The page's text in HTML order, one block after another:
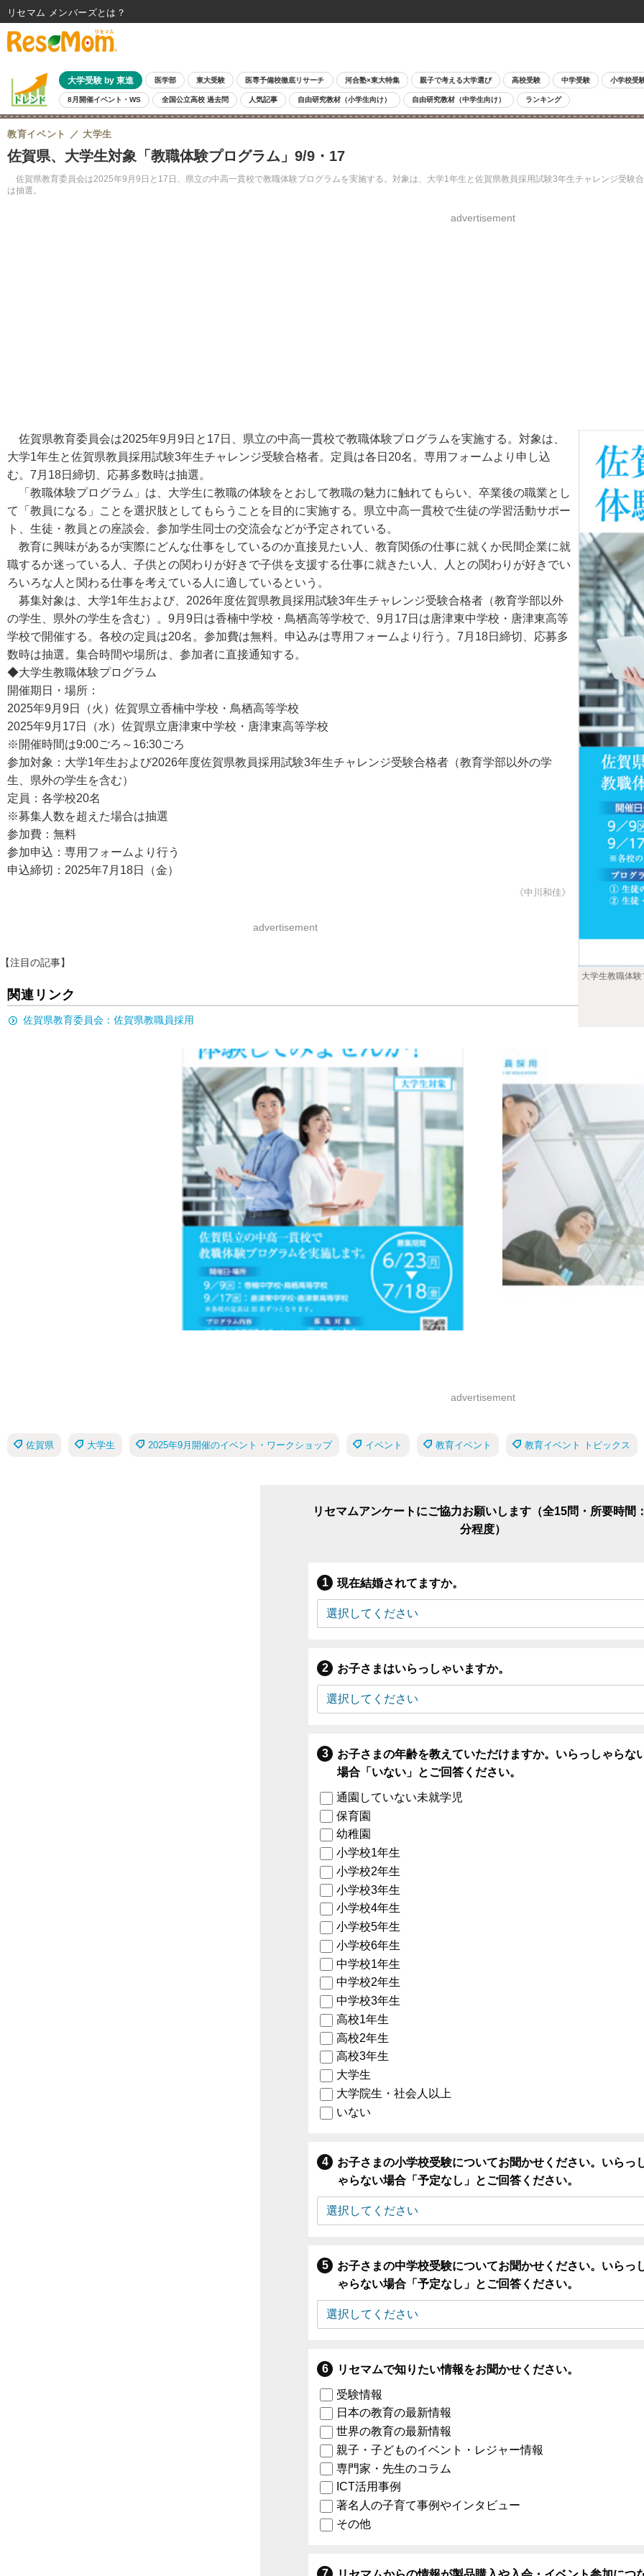
大学受験 by 東進 医学部 東大受験 医専予備校徹底リサーチ 河合塾×東大特集 親子で考える大学選び 高校受験 中学受験 小学校受
8月開催イベント・WS 全国公立高校 過去問 人気記事 自由研究教材（小学生向け） 自由研究教材（中学生向け） ランキング
佐賀県、大学生対象「教職体験プログラム」9/9・17
佐賀県教育委員会は2025年9月9日と17日、県立の中高一貫校で教職体験プログラムを実施する。対象は、大学1年生と佐賀県教員採用試験3年生チャレンジ受験
は抽選。
教育イベント 大学生
advertisement
大学生教職体
佐賀県教育委員会は2025年9月9日と17日、県立の中高一貫校で教職体験プログラムを実施する。対象は、
大学1年生と佐賀県教員採用試験3年生チャレンジ受験合格者。定員は各日20名。専用フォームより申し込
む。7月18日締切、応募多数時は抽選。
「教職体験プログラム」は、大学生に教職の体験をとおして教職の魅力に触れてもらい、卒業後の職業とし
て「教員になる」ことを選択肢としてもらうことを目的に実施する。県立中高一貫校で生徒の学習活動サポー
ト、生徒・教員との座談会、参加学生同士の交流会などが予定されている。
教育に興味があるが実際にどんな仕事をしているのか直接見たい人、教育関係の仕事に就くか民間企業に就
職するか迷っている人、子供との関わりが好きで子供を支援する仕事に就きたい人、人との関わりが好きでい
ろいろな人と関わる仕事を考えている人に適しているという。
募集対象は、大学1年生および、2026年度佐賀県教員採用試験3年生チャレンジ受験合格者（教育学部以外
の学生、県外の学生を含む）。9月9日は香楠中学校・鳥栖高等学校で、9月17日は唐津東中学校・唐津東高等
学校で開催する。各校の定員は20名。参加費は無料。申込みは専用フォームより行う。7月18日締切、応募多
数時は抽選。集合時間や場所は、参加者に直接通知する。
◆大学生教職体験プログラム
開催期日・場所：
2025年9月9日（火）佐賀県立香楠中学校・鳥栖高等学校
2025年9月17日（水）佐賀県立唐津東中学校・唐津東高等学校
※開催時間は9:00ごろ～16:30ごろ
参加対象：大学1年生および2026年度佐賀県教員採用試験3年生チャレンジ受験合格者（教育学部以外の学
生、県外の学生を含む）
定員：各学校20名
※募集人数を超えた場合は抽選
参加費：無料
参加申込：専用フォームより行う
申込締切：2025年7月18日（金）
《中川和佳》
advertisement
【注目の記事】
関連リンク
佐賀県教育委員会：佐賀県教職員採用
advertisement
佐賀県 大学生 2025年9月開催のイベント・ワークショップ イベント 教育イベント 教育イベント トピックス
リセマムアンケートにご協力お願いします（全15問・所要時間
分程度）
現在結婚されてますか。
お子さまはいらっしゃいますか。
お子さまの年齢を教えていただけますか。いらっしゃらな
場合「いない」とご回答ください。
通園していない未就学児
保育園
幼稚園
小学校1年生
小学校2年生
小学校3年生
小学校4年生
小学校5年生
小学校6年生
中学校1年生
中学校2年生
中学校3年生
高校1年生
高校2年生
高校3年生
大学生
大学院生・社会人以上
いない
お子さまの小学校受験についてお聞かせください。いらっ
ゃらない場合「予定なし」とご回答ください。
お子さまの中学校受験についてお聞かせください。いらっ
ゃらない場合「予定なし」とご回答ください。
リセマムで知りたい情報をお聞かせください。
受験情報
日本の教育の最新情報
世界の教育の最新情報
親子・子どものイベント・レジャー情報
専門家・先生のコラム
ICT活用事例
著名人の子育て事例やインタビュー
その他
リセマム メンバーズ